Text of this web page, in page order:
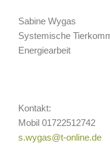
Sabine Wygas
Systemische
Energiearbeit
Kontakt:
Mobil 01722512742
s.wygas@t-online.de